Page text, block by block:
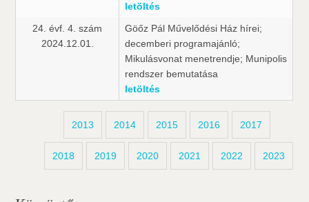
letöltés
24. évf. 4. szám
2024.12.01.
Göőz Pál Művelődési Ház hírei;
decemberi programajánló;
Mikulásvonat menetrendje; Munipolis
rendszer bemutatása
letöltés
2013 2014 2015 2016 2017
2018 2019 2020 2021 2022 2023